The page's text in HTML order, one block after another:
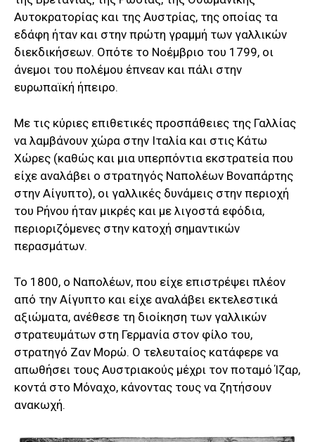
Αυτοκρατορίας και της Αυστρίας, της οποίας τα
εδάφη ήταν και στην πρώτη γραμμή των γαλλικών
διεκδικήσεων. Οπότε το Νοέμβριο του 1799, οι
άνεμοι του πολέμου έπνεαν και πάλι στην
ευρωπαϊκή ήπειρο.
Με τις κύριες επιθετικές προσπάθειες της Γαλλίας
να λαμβάνουν χώρα στην Ιταλία και στις Κάτω
Χώρες (καθώς και μια υπερπόντια εκστρατεία που
είχε αναλάβει ο στρατηγός Ναπολέων Βοναπάρτης
στην Αίγυπτο), οι γαλλικές δυνάμεις στην περιοχή
του Ρήνου ήταν μικρές και με λιγοστά εφόδια,
περιοριζόμενες στην κατοχή σημαντικών
περασμάτων.
Το 1800, ο Ναπολέων, που είχε επιστρέψει πλέον
από την Αίγυπτο και είχε αναλάβει εκτελεστικά
αξιώματα, ανέθεσε τη διοίκηση των γαλλικών
στρατευμάτων στη Γερμανία στον φίλο του,
στρατηγό Ζαν Μορώ. Ο τελευταίος κατάφερε να
απωθήσει τους Αυστριακούς μέχρι τον ποταμό Ίζαρ,
κοντά στο Μόναχο, κάνοντας τους να ζητήσουν
ανακωχή.